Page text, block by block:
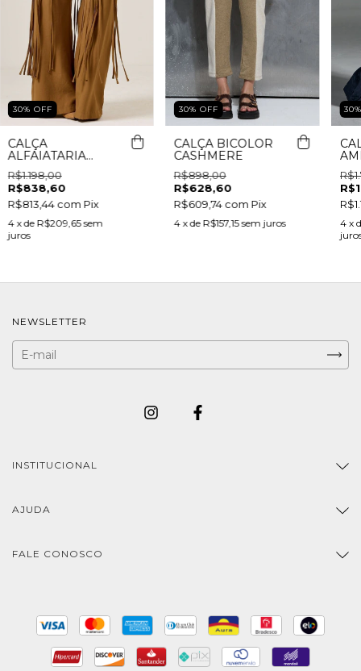
30% OFF
CALÇA
ALFAIATARIA
BASIC
R$1.198,00
R$838,60
R$813,44com Pix
4 x de R$209,65 sem
juros
30% OFF
CALÇA BICOLOR
CASHMERE
R$898,00
R$628,60
R$609,74com Pix
4 x de R$157,15 sem juros
30
4 x
NEWSLETTER
INSTITUCIONAL
AJUDA
FALE CONOSCO